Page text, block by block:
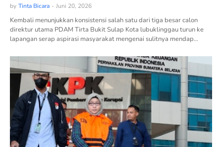
by Tinta Bicara - Juni 20, 2026
Kembali menunjukkan konsistensi salah satu dari tiga besar calon
direktur utama PDAM Tirta Bukit Sulap Kota lubuklinggau turun ke
lapangan serap aspirasi masyarakat mengenai sulitnya mendap…